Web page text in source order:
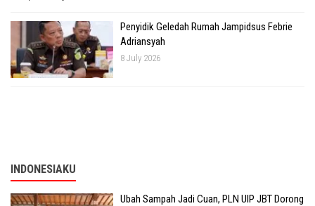
Penyidik Geledah Rumah Jampidsus Febrie
Adriansyah
8 July 2026
INDONESIAKU
Ubah Sampah Jadi Cuan, PLN UIP JBT Dorong